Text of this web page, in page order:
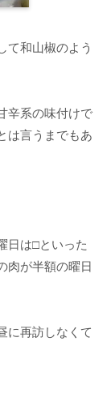
て和山椒のよう
辛系の味付けで
は言うまでもあ
日は□といった
肉が半額の曜日
に再訪しなくて